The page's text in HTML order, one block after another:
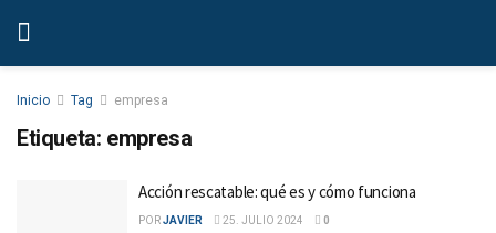
Inicio Tag empresa
Etiqueta: empresa
Acción rescatable: qué es y cómo funciona
PORJAVIER 25. JULIO 2024 0